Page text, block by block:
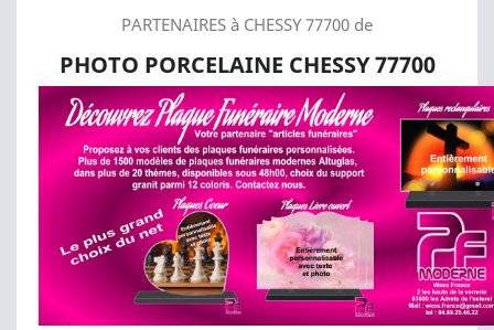
PARTENAIRES à CHESSY 77700 de
PHOTO PORCELAINE CHESSY 77700